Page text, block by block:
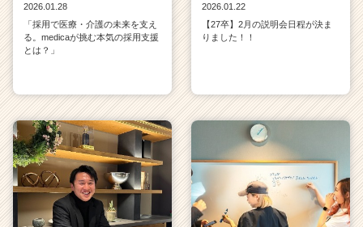
2026.01.28
「採用で医療・介護の未来を支え
る。medicaが挑む本気の採用支援
とは？」
2026.01.22
【27卒】2月の説明会日程が決ま
りました！！